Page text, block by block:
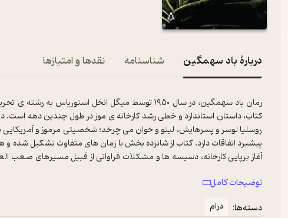
دربارۀ باد سهمگین شناسنامه نقدها و امتیازها
رمان باد سهمگین، در سال ۱۹۵۰ توسط میگل انخل
کتاب، داستان استاندارد و خطی رشد کارخانه ی موز در طول چندین دهه است.
روسلیا لوسر و پسرهایش، لینو و خوان می چرخد؛ شخصیتی مرموز و
پیشبرد اتفاقات دارد. کتاب از شانزده بخش با زمان های متفاوت تشکیل
آغاز برپایی کارخانه، دسیسه ها و مشکلات فراوانی از قبیل مسیرهای صعب
توضیحات کامل
دسته‌ها:
درام